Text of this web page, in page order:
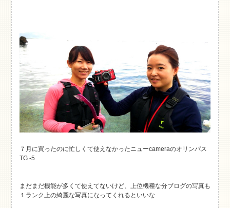
７月に買ったのに忙しくて使えなかったニューcameraのオリンパス
TG -5
まだまだ機能が多くて使えてないけど、上位機種な分ブログの写真も
１ランク上の綺麗な写真になってくれるといいな